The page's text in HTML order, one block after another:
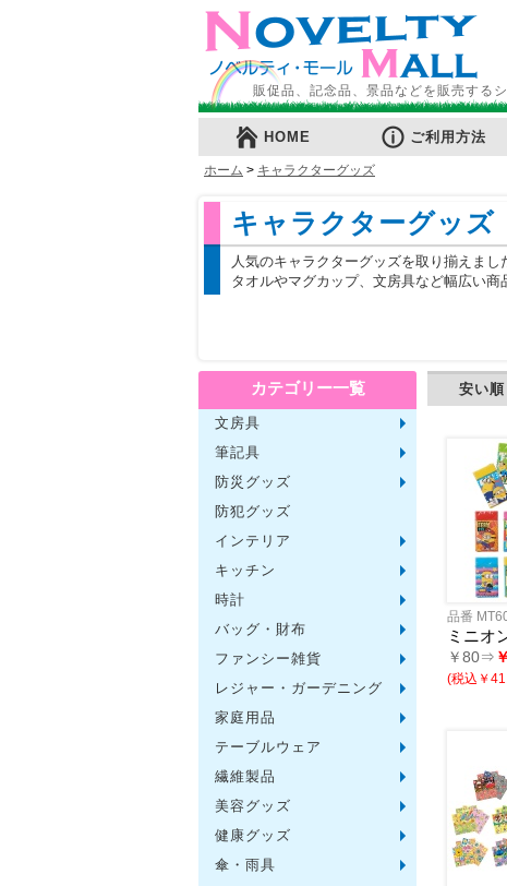
販促品、記念品、景品などを販売する
HOME ご利用方法
ホーム > キャラクターグッズ
キャラクターグッズ
人気のキャラクターグッズを取り揃えまし
タオルやマグカップ、文房具など幅広い商
カテゴリー一覧
文房具
筆記具
単色ボー
多色・多
国内メー
高級筆記
マーカー
シャープ
防災グッズ
ライト
電池不要
ラジオ
ブランケ
携帯充電
非常食
防災セッ
その他
防犯グッズ
インテリア
フォトフ
アロマデ
ライト・
インテリ
クッショ
キッチン
水回り
スチーマ
調理用品
保存用品
キッチン
タイマー
はかり・
その他
時計
置時計・
壁掛時計
多機能時
電波時計
腕時計・
その他
バッグ・財布
トートバ
ポーチ・
エコバッグ
保温冷バ
レジカゴ
財布
同柄シリ
その他
ファンシー雑貨
玩具
アニマル
スイーツ
アクセサ
お守・縁
その他
レジャー・ガーデニング
保温冷バ
水筒・ボ
ランチボ
シート・
ドライブ
ライト・
ガーデニ
夏グッズ
その他
家庭用品
テーブルウェア
カップ・
おはし類
繊維製品
タオル
クロス・
ブランケ
マフラー
その他
美容グッズ
コスメグ
ミラー
ネイルケ
バスグッ
その他
健康グッズ
体脂肪対
マッサー
温湿度管
歩数計
その他
傘・雨具
長傘
折りたた
晴雨兼用
レインコ
その他
安い順
品番
ミニオ
￥80⇒
(税込￥